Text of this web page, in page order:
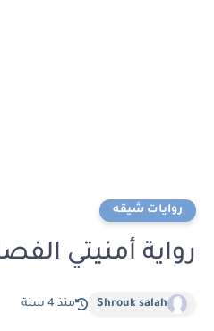
روايات شيقه
رواية أمنيتي
Shrouk salah منذ 4 سنة